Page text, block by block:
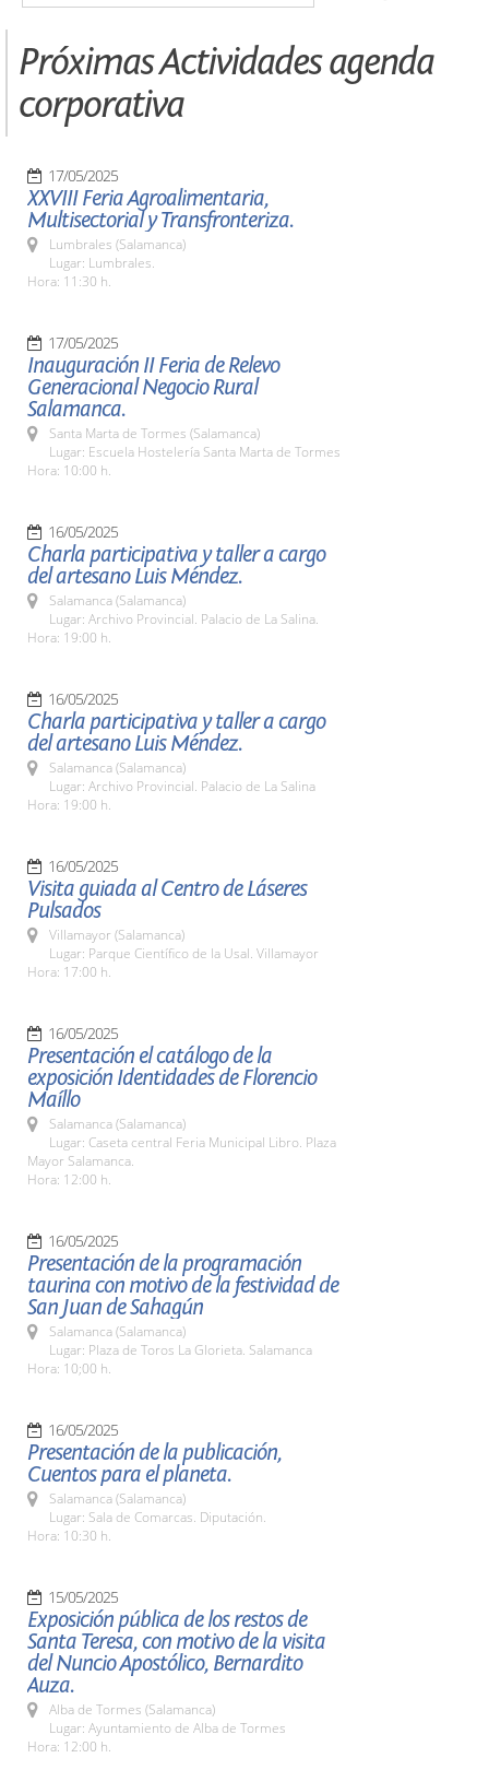
Próximas Actividades agenda
corporativa
17/05/2025
XXVIII Feria Agroalimentaria,
Multisectorial y Transfronteriza.
Lumbrales (Salamanca)
Lugar: Lumbrales.
Hora: 11:30 h.
17/05/2025
Inauguración II Feria de Relevo
Generacional Negocio Rural
Salamanca.
Santa Marta de Tormes (Salamanca)
Lugar: Escuela Hostelería Santa Marta de Tormes
Hora: 10:00 h.
16/05/2025
Charla participativa y taller a cargo
del artesano Luis Méndez.
Salamanca (Salamanca)
Lugar: Archivo Provincial. Palacio de La Salina.
Hora: 19:00 h.
16/05/2025
Charla participativa y taller a cargo
del artesano Luis Méndez.
Salamanca (Salamanca)
Lugar: Archivo Provincial. Palacio de La Salina
Hora: 19:00 h.
16/05/2025
Visita guiada al Centro de Láseres
Pulsados
Villamayor (Salamanca)
Lugar: Parque Científico de la Usal. Villamayor
Hora: 17:00 h.
16/05/2025
Presentación el catálogo de la
exposición Identidades de Florencio
Maíllo
Salamanca (Salamanca)
Lugar: Caseta central Feria Municipal Libro. Plaza
Mayor Salamanca.
Hora: 12:00 h.
16/05/2025
Presentación de la programación
taurina con motivo de la festividad de
San Juan de Sahagún
Salamanca (Salamanca)
Lugar: Plaza de Toros La Glorieta. Salamanca
Hora: 10;00 h.
16/05/2025
Presentación de la publicación,
Cuentos para el planeta.
Salamanca (Salamanca)
Lugar: Sala de Comarcas. Diputación.
Hora: 10:30 h.
15/05/2025
Exposición pública de los restos de
Santa Teresa, con motivo de la visita
del Nuncio Apostólico, Bernardito
Auza.
Alba de Tormes (Salamanca)
Lugar: Ayuntamiento de Alba de Tormes
Hora: 12:00 h.